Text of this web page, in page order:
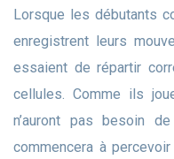
Lorsque les débutants commencent à jouer au Sudoku, ils
enregistrent leurs
essaient de répartir
cellules. Comme ils
n’auront pas besoin
commencera à